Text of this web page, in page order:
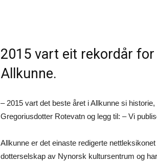
2015 vart eit rekordår
Allkunne.
– 2015 vart det beste året i Allkunne si
Gregoriusdotter Rotevatn og legg til: – Vi
Allkunne er det einaste redigerte
dotterselskap av Nynorsk kultursentrum og